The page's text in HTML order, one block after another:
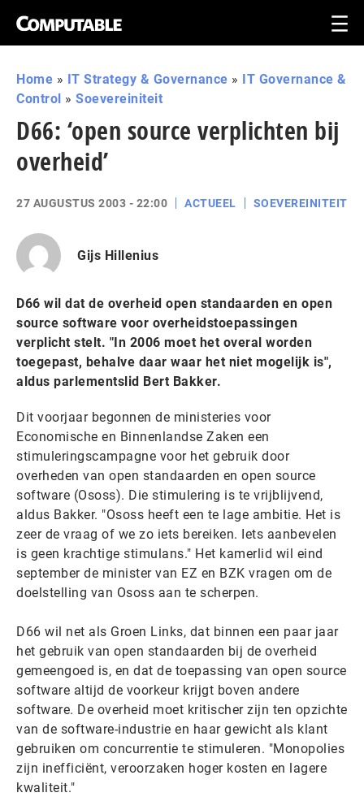
Home » IT Strategy & Governance » IT Governance &
Control » Soevereiniteit
D66: ‘open source verplichten bij
overheid’
27 AUGUSTUS 2003 - 22:00 ACTUEEL SOEVEREINITEIT
Gijs Hillenius
D66 wil dat de overheid open standaarden en open
source software voor overheidstoepassingen
verplicht stelt. "In 2006 moet het overal worden
toegepast, behalve daar waar het niet mogelijk is",
aldus parlementslid Bert Bakker.
Dit voorjaar begonnen de ministeries voor
Economische en Binnenlandse Zaken een
stimuleringscampagne voor het gebruik door
overheden van open standaarden en open source
software (Ososs). Die stimulering is te vrijblijvend,
aldus Bakker. "Ososs heeft een te lage ambitie. Het is
zeer de vraag of we zo iets bereiken. Iets aanbevelen
is geen krachtige stimulans." Het kamerlid wil eind
september de minister van EZ en BZK vragen om de
doelstelling van Ososs aan te scherpen.
D66 wil net als Groen Links, dat binnen een paar jaar
het gebruik van open standaarden bij de overheid
gemeengoed is, en dat de toepassing van open source
software altijd de voorkeur krijgt boven andere
software. De overheid moet kritischer zijn ten opzichte
van de software-industrie en haar gewicht als klant
gebruiken om concurrentie te stimuleren. "Monopolies
zijn inefficiënt, veroorzaken hoger kosten en lagere
kwaliteit."